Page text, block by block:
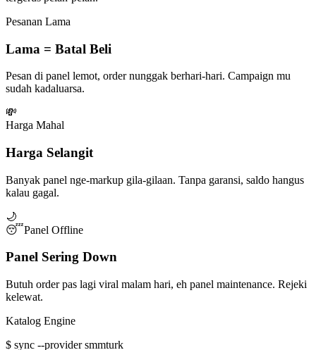
Pesanan Lama
Lama = Batal Beli
Pesan di panel lemot, order nunggak berhari-hari. Campaign mu
sudah kadaluarsa.
💸
Harga Mahal
Harga Selangit
Banyak panel nge-markup gila-gilaan. Tanpa garansi, saldo hangus
kalau gagal.
🌙
😴Panel Offline
Panel Sering Down
Butuh order pas lagi viral malam hari, eh panel maintenance. Rejeki
kelewat.
Katalog Engine
$ sync --provider smmturk